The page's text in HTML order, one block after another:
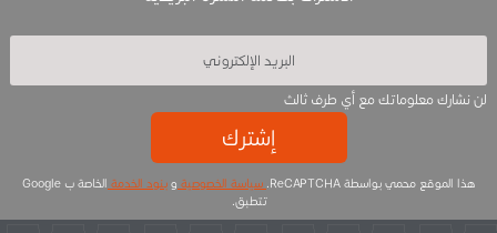
لن نشارك معلوماتك مع أي طرف ثالث
إشترك
هذا الموقع محمي بواسطة ReCAPTCHA. سياسة الخصوصية وبنود الخدمة
الخاصة ب Google
تتطبق.